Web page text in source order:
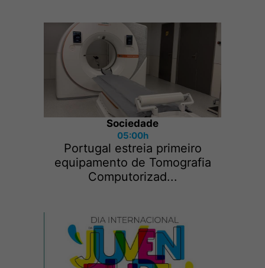
Sociedade
05:00h
Portugal estreia primeiro
equipamento de Tomografia
Computorizad...